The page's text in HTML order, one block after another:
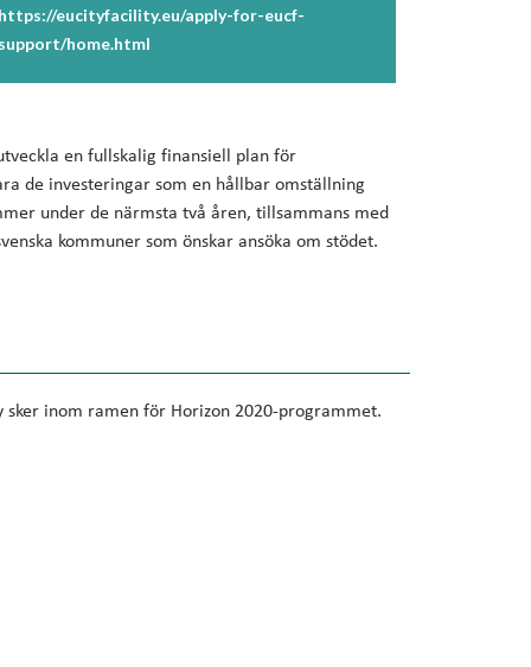
https://eucityfacility.eu/apply-for-eucf-
support/home.html
en fullskalig finansiell plan för
de investeringar som en hållbar omställning
under de närmsta två åren, tillsammans med
kommuner som önskar ansöka om stödet.
sker inom ramen för Horizon 2020-programmet.